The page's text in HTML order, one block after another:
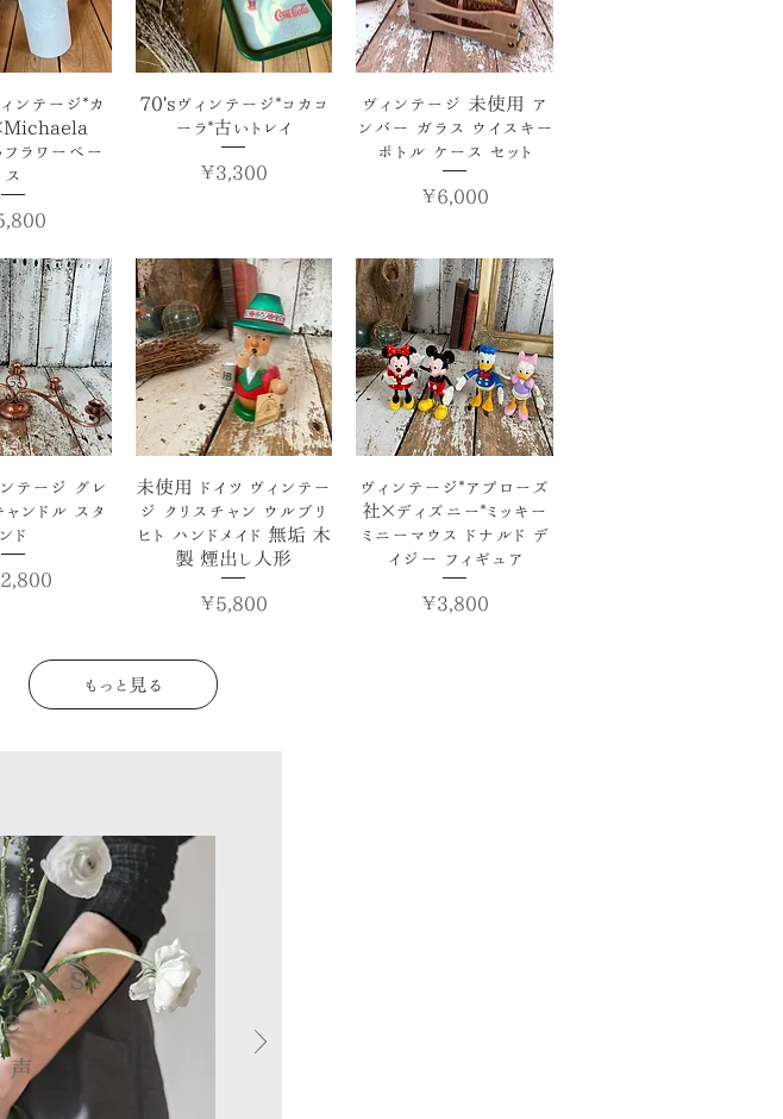
クビュー
ンテージ*カ
ラワーベー
ス
クイックビュー
70'sヴィンテージ*コカコ
ーラ*古いトレイ
価格
￥3,300
クイックビュー
ヴィンテージ 未使用 ア
ンバー ガラス ウイスキー
ボトル ケース セット
価格
￥6,000
ビュー
テージ グレ
ャンドル スタ
ンド
クイックビュー
未使用 ドイツ ヴィンテー
ジ クリスチャン ウルブリ
ヒト ハンドメイド 無垢 木
製 煙出し人形
価格
￥5,800
クイックビュー
ヴィンテージ*アプローズ
社×ディズニー*ミッキー
ミニーマウス ドナルド デ
イジー フィギュア
価格
￥3,800
もっと見る
声